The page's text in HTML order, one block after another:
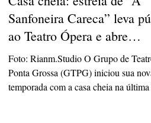
Sanfoneira Careca” leva
ao Teatro Ópera e abre
temporada do GTPG
Foto: Rianm.Studio O Grupo de
Ponta Grossa (GTPG) iniciou sua
temporada com a casa cheia na última